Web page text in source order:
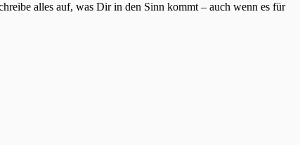
alles auf, was Dir in den Sinn kommt – auch wenn es für